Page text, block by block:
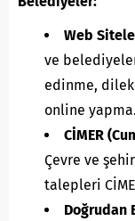
Web
ve
edinme,
online yapma.
CİMER
Çevre ve
talepleri
Doğrudan